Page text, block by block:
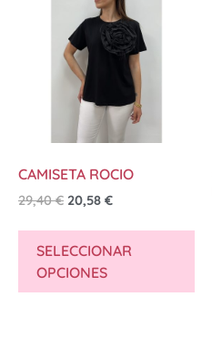
CAMISETA ROCIO
29,40€ 20,58 €
SELECCIONAR
OPCIONES